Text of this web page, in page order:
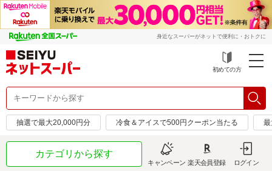
身近なスーパーがネットで便利に・おトクに
初めての方
抽選で最大20,000円分 冷食＆アイスで500円クーポン当たる
カテゴリから探す
キャンペーン 楽天会員登録 ログイン